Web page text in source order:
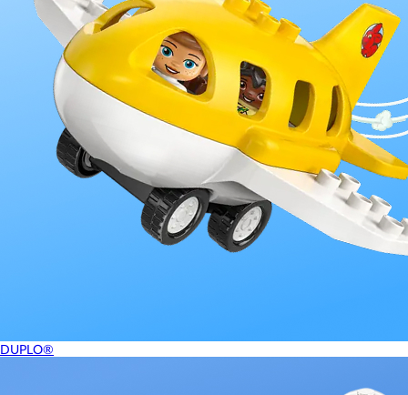
DUPLO®